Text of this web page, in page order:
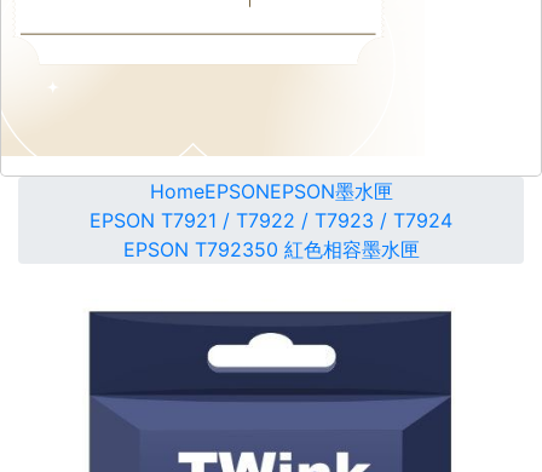
HomeEPSONEPSON墨水匣
EPSON T7921 / T7922 / T7923 / T7924
EPSON T792350 紅色相容墨水匣